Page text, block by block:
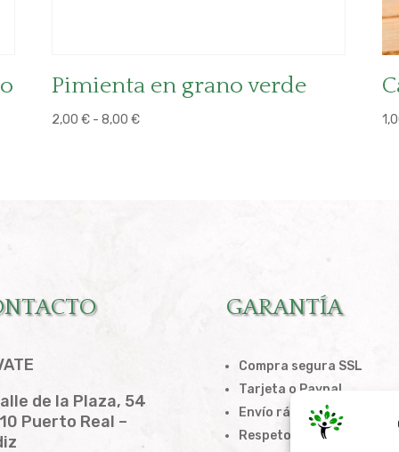
Pimienta en grano verde
2,00 € - 8,00 €Rango
de la Plaza, 54
Puerto Real –
GARANTÍA
Compra segura SSL
Tarjeta o Paypal
Envío rápido
Respeto a la privacidad